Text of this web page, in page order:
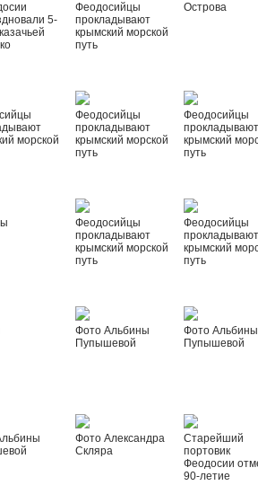
5-
Феодосийцы
прокладывают
крымский морской
путь
Острова
морской
Феодосийцы
прокладывают
крымский морской
путь
Феодосийцы
крымский
путь
Феодосийцы
прокладывают
крымский морской
путь
Феодосийцы
крымский
путь
Фото Альбины
Пупышевой
Фото Альбины
Пупышевой
Фото Александра
Скляра
Старейший
портовик
Феодосии
90-летие